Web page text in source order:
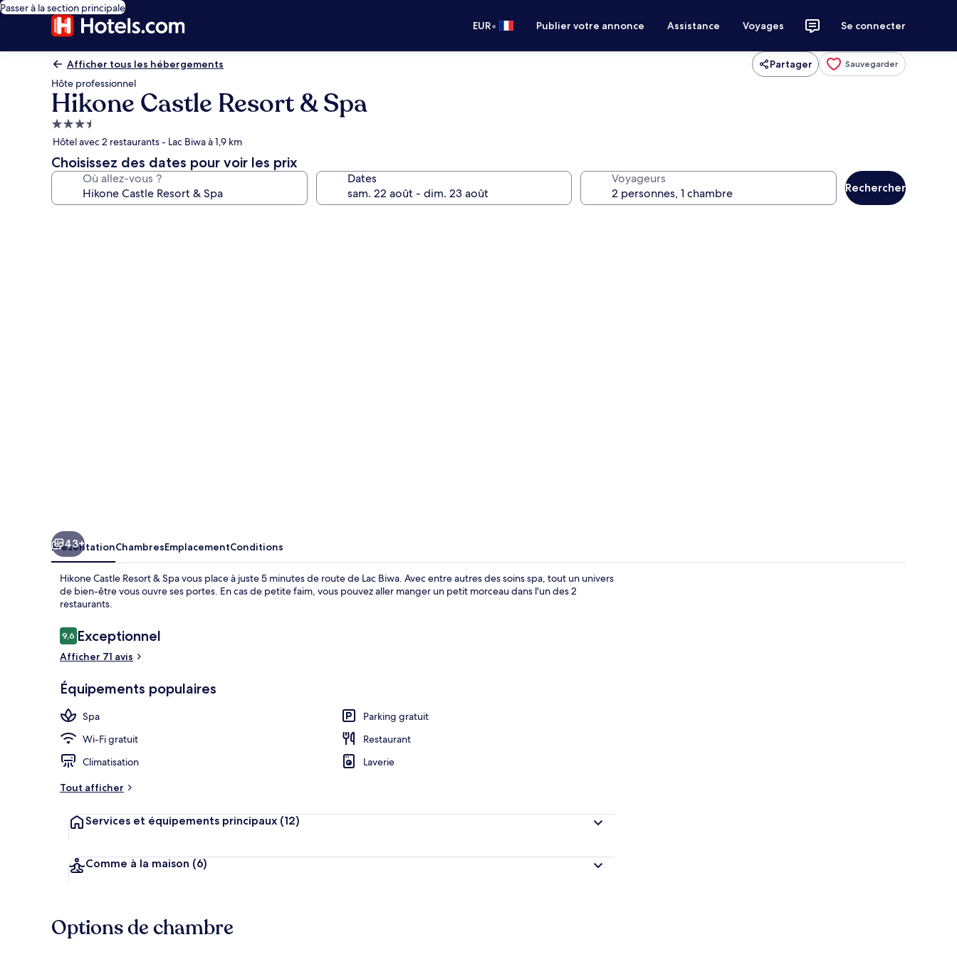
Passer à la section principale
EUR• Publier votre annonce Assistance Voyages Se connecter
Afficher tous les hébergements Partager Sauvegarder
Hôte professionnel
Hikone Castle Resort & Spa
Hébergement
3.5 étoiles
Hôtel avec 2 restaurants - Lac Biwa à 1,9 km
Choisissez des dates pour voir les prix
Où allez-vous ? Dates Voyageurs
Rechercher
43+
PrésentationChambresEmplacementConditions
Hikone Castle Resort & Spa vous place à juste 5 minutes de route de Lac Biwa. Avec entre autres des soins spa, tout un univers
de bien-être vous ouvre ses portes. En cas de petite faim, vous pouvez aller manger un petit morceau dans l'un des 2
restaurants.
Avis
voyageurs
9,69,6 sur 10
Exceptionnel
Afficher 71 avis
Équipements populaires
Spa
Parking gratuit
Wi-Fi gratuit
Restaurant
Climatisation
Laverie
Tout afficher
Services et équipements principaux (12)
Comme à la maison (6)
Options de chambre